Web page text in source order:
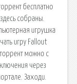
бесплатно
собраны.
игрушка
игру Fallout
можно с
через
Заходи.